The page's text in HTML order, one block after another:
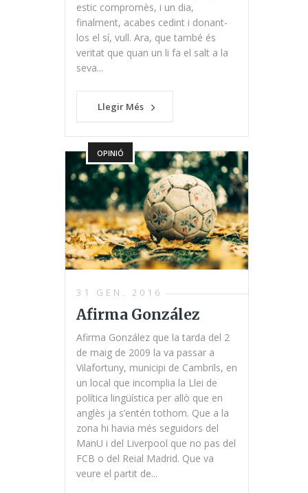
estic compromès, i un dia,
finalment, acabes cedint i donant-
los el sí, vull. Ara, que també és
veritat que quan un li fa el salt a la
seva...
Llegir Més
OPINIÓ
31 GEN. 2016
Afirma González
Afirma González que la tarda del 2
de maig de 2009 la va passar a
Vilafortuny, municipi de Cambrils, en
un local que incomplia la Llei de
política lingüística per allò que en
anglès ja s’entén tothom. Que a la
zona hi havia més seguidors del
ManU i del Liverpool que no pas del
FCB o del Reial Madrid. Que va
veure el partit de...